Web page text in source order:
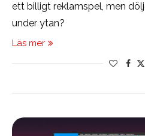
ett billigt reklamspel, men
under ytan?
Läs mer